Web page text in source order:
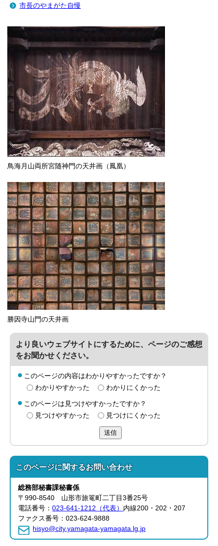
市長のやまがた自慢
鳥海月山両所宮随神門の天井画（鳳凰）
勝因寺山門の天井画
より良いウェブサイトにするために、ページのご感想
をお聞かせください。
このページの内容はわかりやすかったですか？
わかりやすかった
わかりにくかった
このページは見つけやすかったですか？
見つけやすかった
見つけにくかった
送信
このページに関するお問い合わせ
総務部秘書課秘書係
〒990-8540 山形市旅篭町二丁目3番25号
電話番号：023-641-1212（代表） 内線200・202・207
ファクス番号：023-624-9888
hisyo@city.yamagata-yamagata.lg.jp